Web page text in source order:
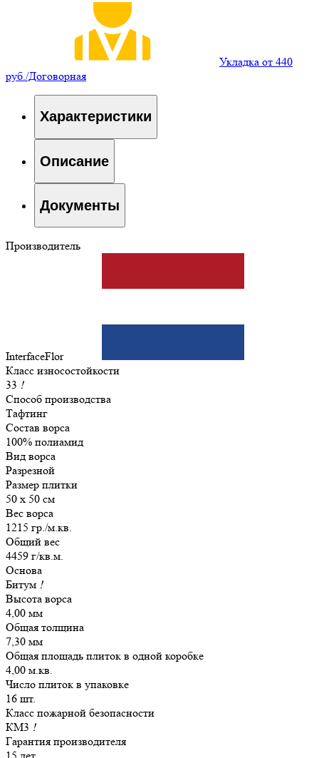
Укладка от 440
руб./Договорная
Характеристики
Описание
Документы
Производитель
InterfaceFlor
Класс износостойкости
33 !
Способ производства
Тафтинг
Состав ворса
100% полиамид
Вид ворса
Разрезной
Размер плитки
50 х 50 см
Вес ворса
1215 гр./м.кв.
Общий вес
4459 г/кв.м.
Основа
Битум !
Высота ворса
4,00 мм
Общая толщина
7,30 мм
Общая площадь плиток в одной коробке
4,00 м.кв.
Число плиток в упаковке
16 шт.
Класс пожарной безопасности
КМ3 !
Гарантия производителя